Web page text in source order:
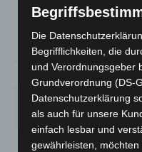
37%
DO.
28°
FR.
25°
Die
Begrifflichkeiten, die
und Verordnungsgeber
Grundverordnung (DS-
Datenschutzerklärung
als auch für unsere
einfach lesbar und
gewährleisten,